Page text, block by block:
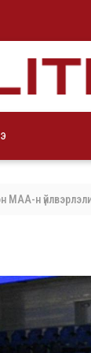
үйлвэрлэлийг